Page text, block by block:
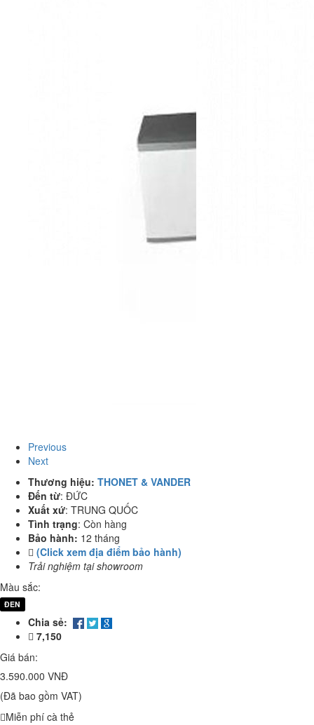
Previous
Next
Thương hiệu: THONET & VANDER
Đến từ: ĐỨC
Xuất xứ: TRUNG QUỐC
Tình trạng: Còn hàng
Bảo hành: 12 tháng
(Click xem địa điểm bảo hành)
Trải nghiệm tại showroom
Màu sắc:
ĐEN
Chia sẻ:
7,150
Giá bán:
3.590.000 VNĐ
(Đã bao gồm VAT)
Miễn phí cà thẻ